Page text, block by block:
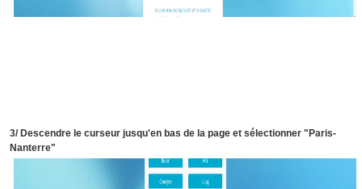
3/ Descendre le curseur jusqu'en bas de la page et sélectionner "Paris-
Nanterre"